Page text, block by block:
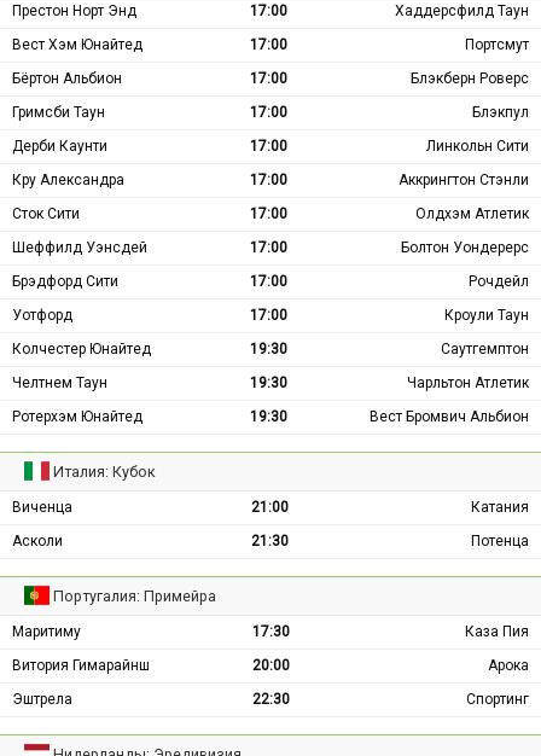
Престон Норт Энд
17:00
Хаддерсфилд Таун
Вест Хэм Юнайтед
17:00
Портсмут
Бёртон Альбион
17:00
Блэкберн Роверс
Гримсби Таун
17:00
Блэкпул
Дерби Каунти
17:00
Линкольн Сити
Кру Александра
17:00
Аккрингтон Стэнли
Сток Сити
17:00
Олдхэм Атлетик
Шеффилд Уэнсдей
17:00
Болтон Уондерерс
Брэдфорд Сити
17:00
Рочдейл
Уотфорд
17:00
Кроули Таун
Колчестер Юнайтед
19:30
Саутгемптон
Челтнем Таун
19:30
Чарльтон Атлетик
Ротерхэм Юнайтед
19:30 Вест Бромвич Альбион
Италия: Кубок
Виченца 21:00
Катания
Асколи
21:30 Потенца
Португалия: Примейра
Маритиму 17:30
Каза Пия
Витория Гимарайнш
20:00
Арока
Эштрела
22:30 Спортинг